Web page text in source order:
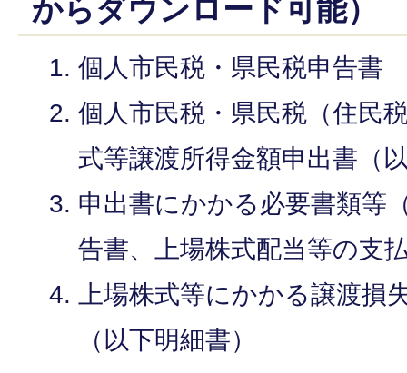
からダウンロード可能）
個人市民税・県民税申告書
個人市民税・県民税（住民
式等譲渡所得金額申出書（
申出書にかかる必要書類等
告書、上場株式配当等の支
上場株式等にかかる譲渡損
（以下明細書）